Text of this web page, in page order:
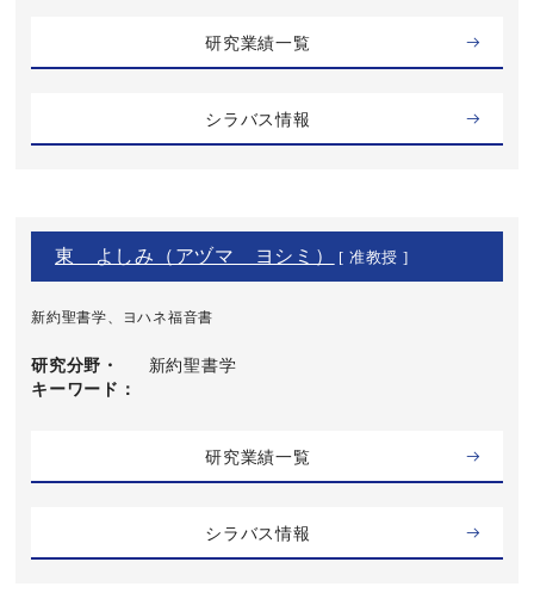
研究業績一覧
シラバス情報
東 よしみ（アヅマ ヨシミ） [ 准教授 ]
新約聖書学、ヨハネ福音書
研究分野・
キーワード
新約聖書学
研究業績一覧
シラバス情報